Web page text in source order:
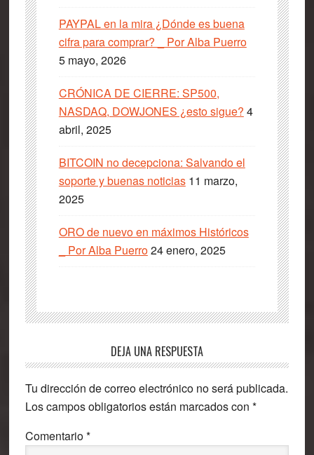
PAYPAL en la mira ¿Dónde es buena
cifra para comprar? _ Por Alba Puerro
5 mayo, 2026
CRÓNICA DE CIERRE: SP500,
NASDAQ, DOWJONES ¿esto sigue? 4
abril, 2025
BITCOIN no decepciona: Salvando el
soporte y buenas noticias 11 marzo,
2025
ORO de nuevo en máximos Históricos
_ Por Alba Puerro24 enero, 2025
Interacciones
con
los
lectores
DEJA UNA RESPUESTA
Tu dirección de correo electrónico no será publicada.
Los campos obligatorios están marcados con *
Comentario*